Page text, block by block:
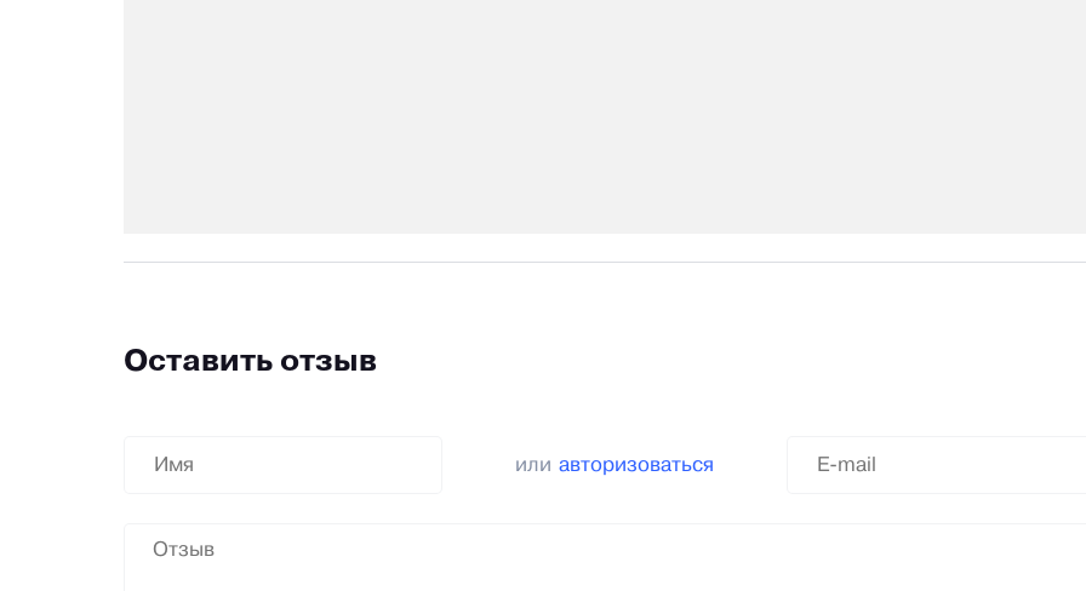
Оставить отзыв
или авторизоваться